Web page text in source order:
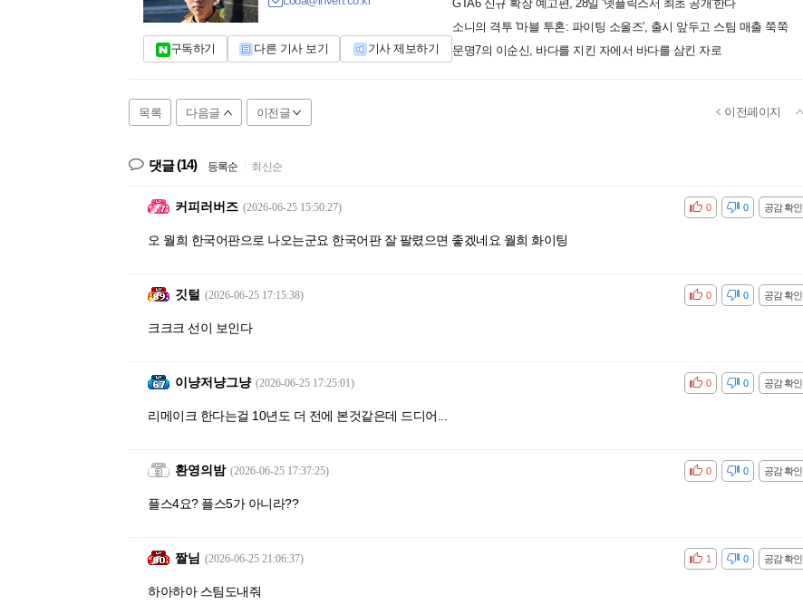
구독하기 다른 기사 보기 기사 제보하기
GTA6 신규 확장 예고편, 28일 '넷플릭스서 최초 공개'한다
소니의 격투 '마블 투혼: 파이팅 소울즈', 출시 앞두고 스팀 매출 쭉쭉
문명7의 이순신, 바다를 지킨 자에서 바다를 삼킨 자로
목록 다음글 이전글 이전페이지
댓글(14) 등록순 최신순
커피러버즈 (2026-06-25 15:50:27) 공감 확인
비공감 0
0
오 월희 한국어판으로 나오는군요 한국어판 잘 팔렸으면 좋겠네요 월희 화이팅
깃털 (2026-06-25 17:15:38) 공감 확인
비공감 0
0
크크크 선이 보인다
이냥저냥그냥 (2026-06-25 17:25:01) 공감 확인
비공감 0
0
리메이크 한다는걸 10년도 더 전에 본것같은데 드디어...
환영의밤 (2026-06-25 17:37:25) 공감 확인
비공감 0
0
플스4요? 플스5가 아니라??
짤님 (2026-06-25 21:06:37) 공감 확인
비공감 0
1
하아하아 스팀도내줘